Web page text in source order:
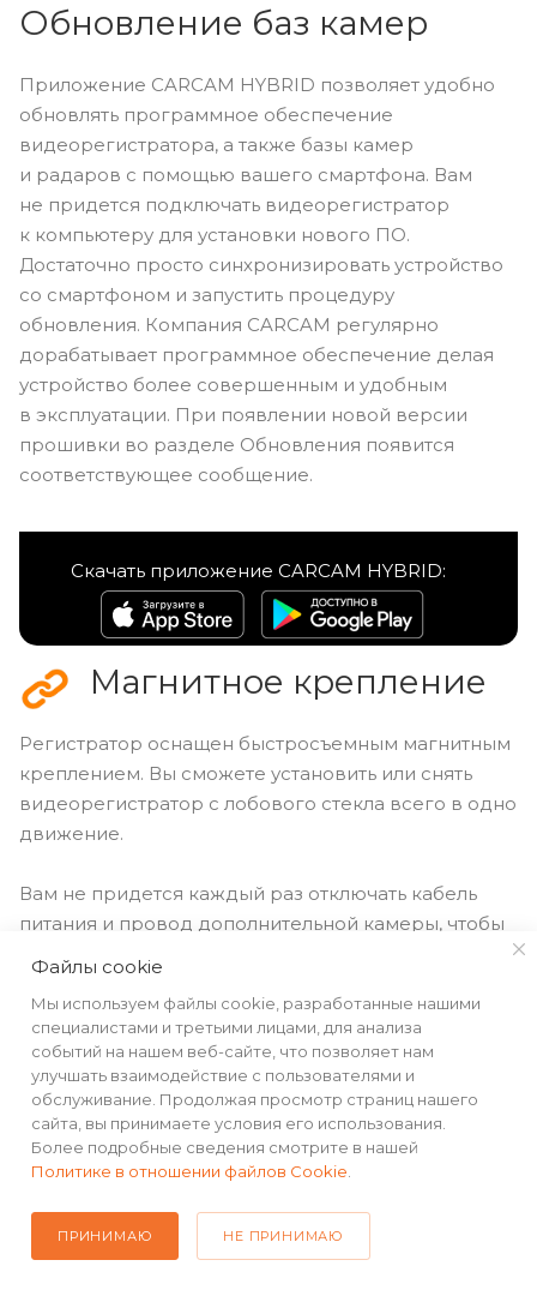
Обновление баз камер
Приложение CARCAM HYBRID позволяет удобно
обновлять программное обеспечение
видеорегистратора, а также базы камер
и радаров с помощью вашего смартфона. Вам
не придется подключать видеорегистратор
к компьютеру для установки нового ПО.
Достаточно просто синхронизировать устройство
со смартфоном и запустить процедуру
обновления. Компания CARCAM регулярно
дорабатывает программное обеспечение делая
устройство более совершенным и удобным
в эксплуатации. При появлении новой версии
прошивки во разделе Обновления появится
соответствующее сообщение.
Скачать приложение CARCAM HYBRID:
Магнитное крепление
Регистратор оснащен быстросъемным магнитным
креплением. Вы сможете установить или снять
видеорегистратор с лобового стекла всего в одно
движение.
Вам не придется каждый раз отключать кабель
питания и провод дополнительной камеры, чтобы
в магнитное крепление.
Файлы cookie
Мы используем файлы cookie, разработанные нашими
специалистами и третьими лицами, для анализа
событий на нашем веб-сайте, что позволяет нам
улучшать взаимодействие с пользователями и
обслуживание. Продолжая просмотр страниц нашего
сайта, вы принимаете условия его использования.
Более подробные сведения смотрите в нашей
Политике в отношении файлов Cookie
ПРИНИМАЮ НЕ ПРИНИМАЮ